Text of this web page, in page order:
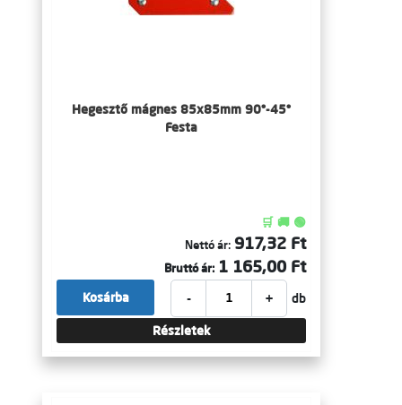
Hegesztő mágnes 85x85mm 90°-45°
Festa
🛒 🚚 🟢
Nettó ár: 917,32 Ft
Bruttó ár: 1 165,00 Ft
- + db
Kosárba
Részletek